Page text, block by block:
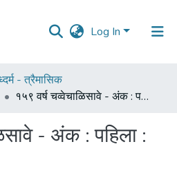
Log In
- त्रैमासिक
१५९ वर्ष चव्वेचाळिसावे - अंक : पहिला : एप्रिल २००९
- अंक : पहिला :